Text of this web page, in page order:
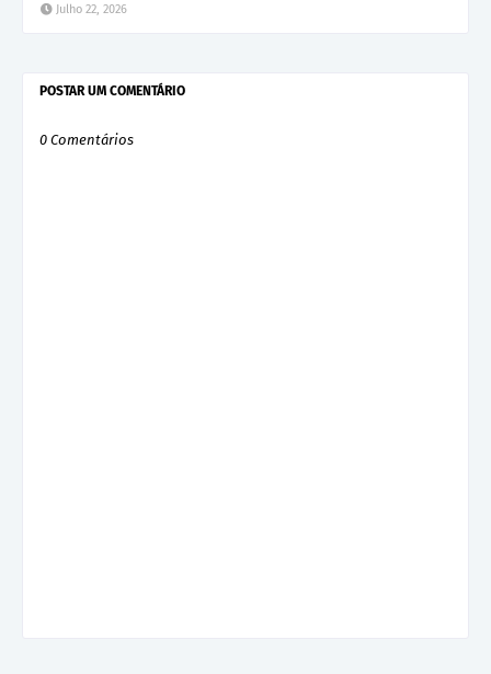
Julho 22, 2026
POSTAR UM COMENTÁRIO
0 Comentários